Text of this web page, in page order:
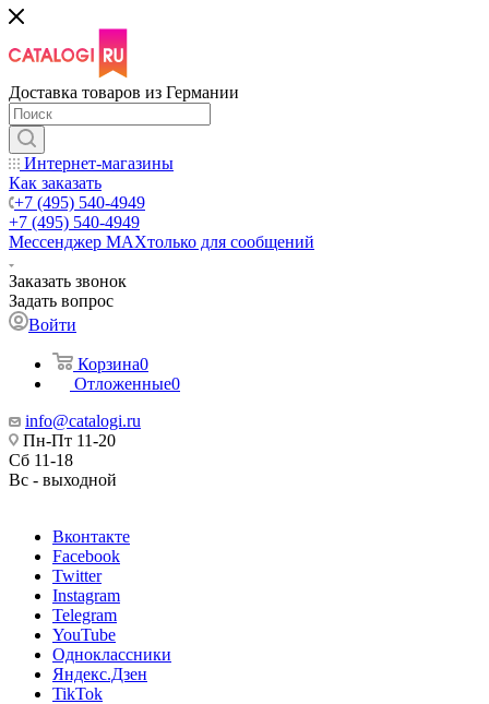
Доставка товаров из Германии
Интернет-магазины
Как заказать
+7 (495) 540-4949
+7 (495) 540-4949
Мессенджер МАХтолько для сообщений
Заказать звонок
Задать вопрос
Войти
Корзина0
Отложенные0
info@catalogi.ru
Пн-Пт 11-20
Сб 11-18
Вс - выходной
Вконтакте
Facebook
Twitter
Instagram
Telegram
YouTube
Одноклассники
Яндекс.Дзен
TikTok